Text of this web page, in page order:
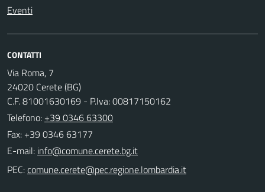
Eventi
CONTATTI
Via Roma, 7
24020 Cerete (BG)
C.F. 81001630169 - P.Iva: 00817150162
Telefono: +39 0346 63300
Fax: +39 0346 63177
E-mail:
PEC: